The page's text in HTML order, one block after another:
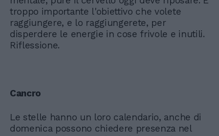
troppo importante l'obiettivo che volete
raggiungere, e lo raggiungerete, per
disperdere le energie in cose frivole e inutili.
Riflessione.
Cancro
Le stelle hanno un loro calendario, anche di
domenica possono chiedere presenza nel